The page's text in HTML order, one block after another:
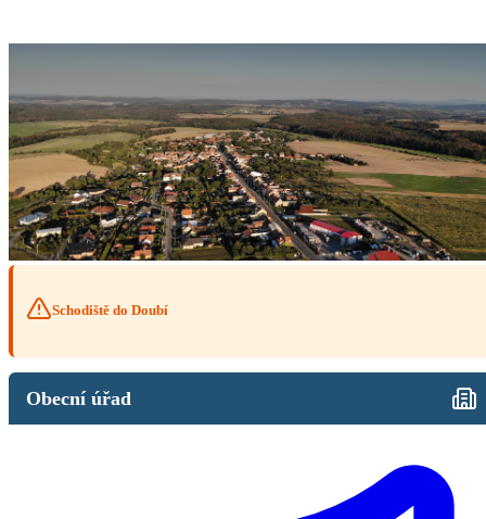
Schodiště do Doubí
Obecní úřad